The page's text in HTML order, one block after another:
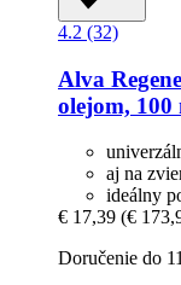
4.2 (32)
Alva
olejom, 100
aj na
ideálny
€ 17,39 (€
Doručenie do